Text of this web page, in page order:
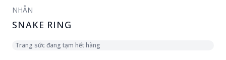
NHẪN
SNAKE RING
Trang sức đang tạm hết hàng